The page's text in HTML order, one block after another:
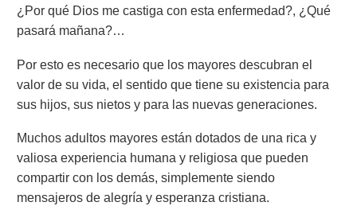
¿Por qué Dios me castiga con esta enfermedad?, ¿Qué
pasará mañana?…
Por esto es necesario que los mayores descubran el
valor de su vida, el sentido que tiene su existencia para
sus hijos, sus nietos y para las nuevas generaciones.
Muchos adultos mayores están dotados de una rica y
valiosa experiencia humana y religiosa que pueden
compartir con los demás, simplemente siendo
mensajeros de alegría y esperanza cristiana.